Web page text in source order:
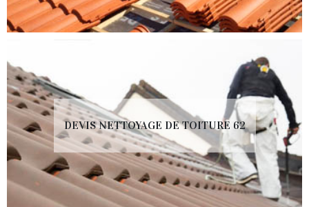
DEVIS NETTOYAGE DE TOITURE 62